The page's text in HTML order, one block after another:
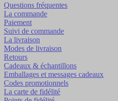
Questions fréquentes
La commande
Paiement
Suivi de commande
La livraison
Modes de livraison
Retours
Cadeaux & échantillons
Emballages et messages cadeaux
Codes promotionnels
La carte de fidélité